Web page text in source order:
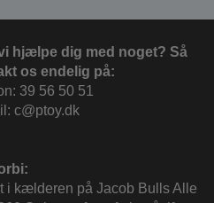
hjælpe dig med noget? Så
os endelig på:
39 56 50 51
c@ptoy.dk
i kælderen på Jacob Bulls Alle